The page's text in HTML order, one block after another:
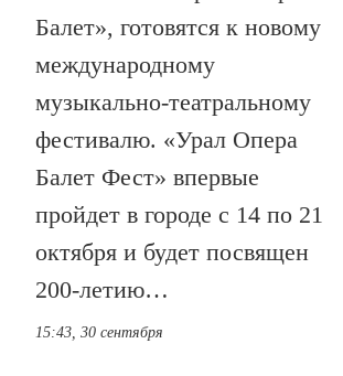
Балет», готовятся к новому
международному
музыкально-театральному
фестивалю. «Урал Опера
Балет Фест» впервые
пройдет в городе с 14 по 21
октября и будет посвящен
200-летию…
15:43, 30 сентября